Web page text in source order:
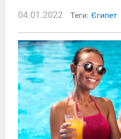
04.01.2022 Теги: Єгипет